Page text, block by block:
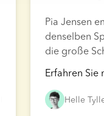
Pia Jensen
denselben
die große
leiblicher
dazu
Erfahren Sie
Helle